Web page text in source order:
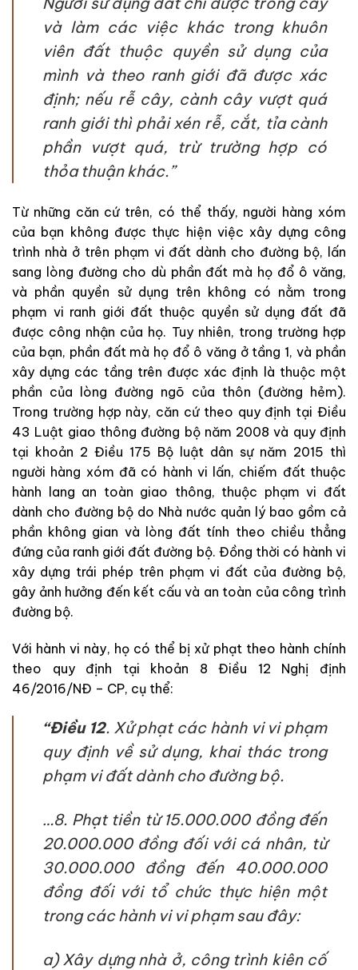
và làm các việc khác trong khuôn
viên đất thuộc quyền sử dụng của
mình và theo ranh giới đã được xác
định; nếu rễ cây, cành cây vượt quá
ranh giới thì phải xén rễ, cắt, tỉa cành
phần vượt quá, trừ trường hợp có
thỏa thuận khác.”
Từ những căn cứ trên, có thể thấy, người hàng xóm
của bạn không được thực hiện việc xây dựng công
trình nhà ở trên phạm vi đất dành cho đường bộ, lấn
sang lòng đường cho dù phần đất mà họ đổ ô văng,
và phần quyền sử dụng trên không có nằm trong
phạm vi ranh giới đất thuộc quyền sử dụng đất đã
được công nhận của họ. Tuy nhiên, trong trường hợp
của bạn, phần đất mà họ đổ ô văng ở tầng 1, và phần
xây dựng các tầng trên được xác định là thuộc một
phần của lòng đường ngõ của thôn (đường hẻm).
Trong trường hợp này, căn cứ theo quy định tại Điều
43 Luật giao thông đường bộ năm 2008 và quy định
tại khoản 2 Điều 175 Bộ luật dân sự năm 2015 thì
người hàng xóm đã có hành vi lấn, chiếm đất thuộc
hành lang an toàn giao thông, thuộc phạm vi đất
dành cho đường bộ do Nhà nước quản lý bao gồm cả
phần không gian và lòng đất tính theo chiều thẳng
đứng của ranh giới đất đường bộ. Đồng thời có hành vi
xây dựng trái phép trên phạm vi đất của đường bộ,
gây ảnh hưởng đến kết cấu và an toàn của công trình
đường bộ.
Với hành vi này, họ có thể bị xử phạt theo hành chính
theo quy định tại khoản 8 Điều 12 Nghị định
46/2016/NĐ – CP, cụ thể:
“Điều 12. Xử phạt các hành vi vi phạm
quy định về sử dụng, khai thác trong
phạm vi đất dành cho đường bộ.
…8. Phạt tiền từ 15.000.000 đồng đến
20.000.000 đồng đối với cá nhân, từ
30.000.000 đồng đến 40.000.000
đồng đối với tổ chức thực hiện một
trong các hành vi vi phạm sau đây:
a) Xây dựng nhà ở, công trình kiên cố